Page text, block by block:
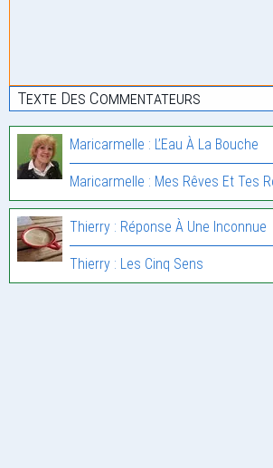
Texte Des Commentateurs
Maricarmelle : L’Eau À La Bouche
Maricarmelle : Mes Rêves Et Tes
Thierry : Réponse À Une Inconnue
Thierry : Les Cinq Sens